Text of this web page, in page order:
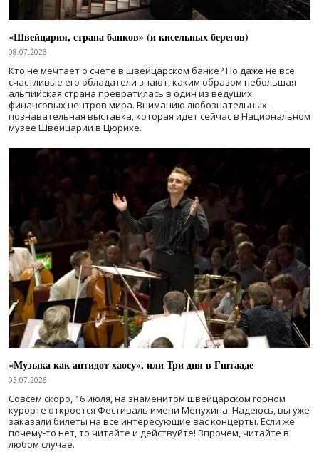
«Швейцария, страна банков» (и кисельных берегов)
08.07.2026
Кто не мечтает о счете в швейцарском банке? Но даже не все
счастливые его обладатели знают, каким образом небольшая
альпийская страна превратилась в один из ведущих
финансовых центров мира. Вниманию любознательных –
познавательная выставка, которая идет сейчас в Национальном
музее Швейцарии в Цюрихе.
«Музыка как антидот хаосу», или Три дня в Гштааде
03.07.2026
Совсем скоро, 16 июля, на знаменитом швейцарском горном
курорте откроется Фестиваль имени Менухина. Надеюсь, вы уже
заказали билеты на все интересующие вас концерты. Если же
почему-то нет, то читайте и действуйте! Впрочем, читайте в
любом случае.